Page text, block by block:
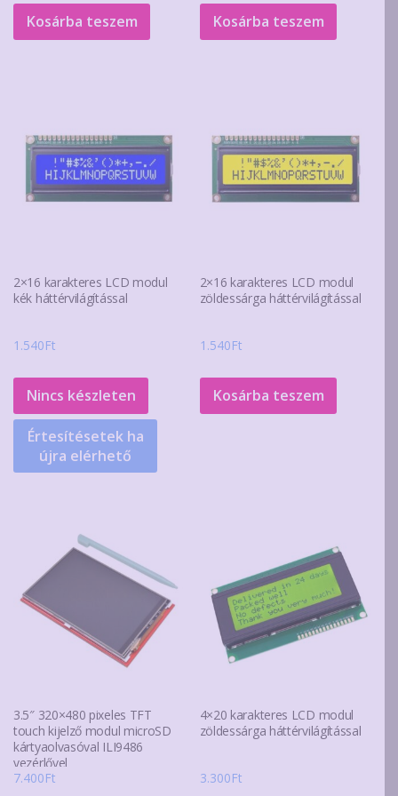
Kosárba teszem Kosárba teszem
2×16 karakteres LCD modul
kék háttérvilágítással
1.540Ft
Nincs készleten
Értesítésetek ha
újra elérhető
2×16 karakteres LCD modul
zöldessárga háttérvilágítással
1.540Ft
Kosárba teszem
3.5″ 320×480 pixeles TFT
touch kijelző modul microSD
kártyaolvasóval ILI9486
vezérlővel
7.400Ft
4×20 karakteres LCD modul
zöldessárga háttérvilágítással
3.300Ft